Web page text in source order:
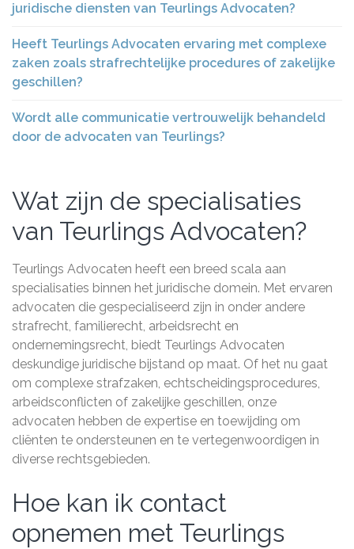
juridische diensten van Teurlings Advocaten?
Heeft Teurlings Advocaten ervaring met complexe
zaken zoals strafrechtelijke procedures of zakelijke
geschillen?
Wordt alle communicatie vertrouwelijk behandeld
door de advocaten van Teurlings?
Wat zijn de specialisaties
van Teurlings Advocaten?
Teurlings Advocaten heeft een breed scala aan
specialisaties binnen het juridische domein. Met ervaren
advocaten die gespecialiseerd zijn in onder andere
strafrecht, familierecht, arbeidsrecht en
ondernemingsrecht, biedt Teurlings Advocaten
deskundige juridische bijstand op maat. Of het nu gaat
om complexe strafzaken, echtscheidingsprocedures,
arbeidsconflicten of zakelijke geschillen, onze
advocaten hebben de expertise en toewijding om
cliënten te ondersteunen en te vertegenwoordigen in
diverse rechtsgebieden.
Hoe kan ik contact
opnemen met Teurlings